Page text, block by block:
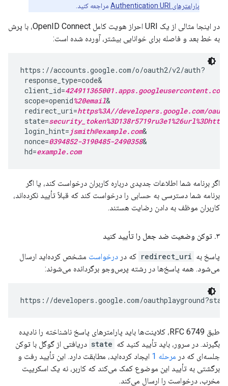
پارامترهای Authentication URI مراجعه کنید.
در اینجا مثالی از یک URI احراز هویت کامل OpenID Connect، با پرش
به خط بعد و فاصله برای خوانایی بیشتر، آورده شده است:
https://accounts.google.com/o/oauth2/v2/auth?
response_type=code&
client_id=424911365001.apps.googleusercontent.com
scope=openid%20email&
redirect_uri=https%3A//developers.google.com/
state=
login_hint= jsmith@example.com&
nonce=0394852-3190485-2490358&
hd=example.com
اگر برنامه شما اطلاعات جدیدی درباره کاربران درخواست کند، یا اگر
برنامه شما دسترسی به حسابی را درخواست کند که قبلاً تأیید نکرده‌اند،
کاربران موظف به دادن رضایت هستند.
۳. توکن وضعیت ضد جعل را تأیید کنید
پاسخ به redirect_uri که در درخواست مشخص کرده‌اید ارسال
می‌شود. همه پاسخ‌ها در رشته پرس‌وجو برگردانده می‌شوند:
https://developers.google.com/
طبق RFC 6749، کلاینت‌ها باید پارامترهای پاسخ ناشناخته را نادیده
بگیرند. در سرور، باید تأیید کنید که state دریافتی از گوگل با توکن
جلسه‌ای که در مرحله 1
ایجاد کرده‌اید، مطابقت دارد. این تأیید رفت و
برگشتی به تأیید این موضوع کمک می‌کند که کاربر، نه یک اسکریپت
مخرب، درخواست را ارسال می‌کند.